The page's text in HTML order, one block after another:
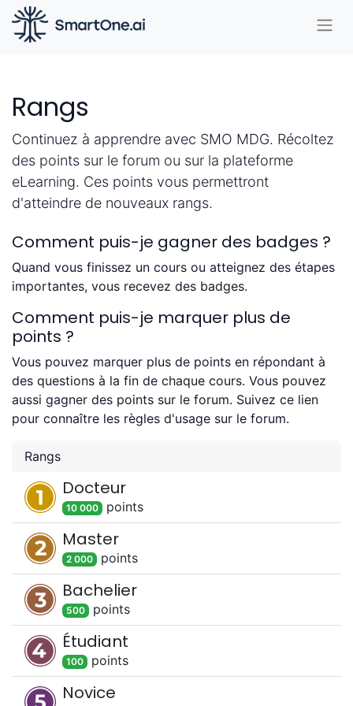
Rangs
Continuez à apprendre avec SMO MDG. Récoltez
des points sur le forum ou sur la plateforme
eLearning. Ces points vous permettront
d'atteindre de nouveaux rangs.
Comment puis-je gagner des badges ?
Quand vous finissez un cours ou atteignez des étapes
importantes, vous recevez des badges.
Comment puis-je marquer plus de
points ?
Vous pouvez marquer plus de points en répondant à
des questions à la fin de chaque cours. Vous pouvez
aussi gagner des points sur le forum. Suivez ce lien
pour connaître les règles d'usage sur le forum.
Rangs
Docteur
10 000 points
Master
2 000 points
Bachelier
500 points
Étudiant
100 points
Novice